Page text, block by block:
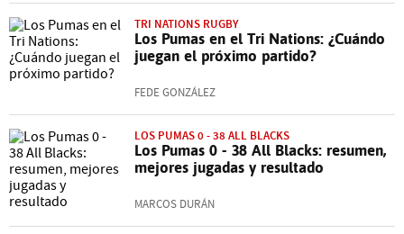
TRI NATIONS RUGBY
Los Pumas en el Tri Nations: ¿Cuándo
juegan el próximo partido?
FEDE GONZÁLEZ
LOS PUMAS 0 - 38 ALL BLACKS
Los Pumas 0 - 38 All Blacks: resumen,
mejores jugadas y resultado
MARCOS DURÁN